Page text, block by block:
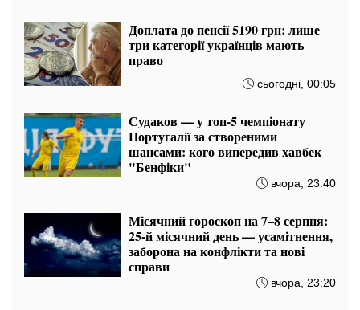
Доплата до пенсії 5190 грн: лише
три категорії українців мають
право
сьогодні, 00:05
Судаков — у топ-5 чемпіонату
Португалії за створеними
шансами: кого випередив хавбек
"Бенфіки"
вчора, 23:40
Місячний гороскоп на 7–8 серпня:
25-й місячний день — усамітнення,
заборона на конфлікти та нові
справи
вчора, 23:20